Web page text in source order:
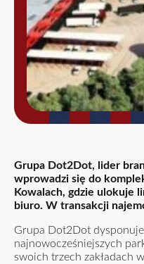
Grupa Dot2Dot, lider
wprowadzi się do
Kowalach, gdzie ulokuje
biuro. W transakcji
Grupa Dot2Dot
najnowocześniejszych
swoich trzech zakładach